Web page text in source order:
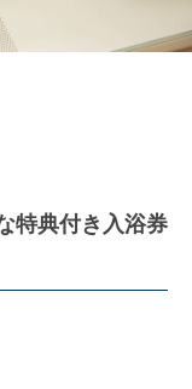
特典付き入浴券